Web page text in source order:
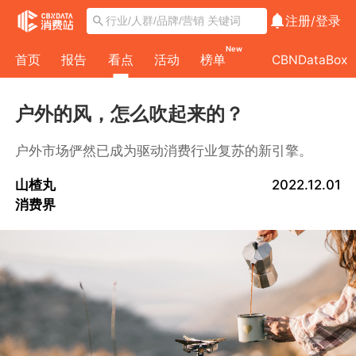
注册/登录
首页 报告 看点 活动 榜单
New
CBNDataBox
户外的风，怎么吹起来的？
户外市场俨然已成为驱动消费行业复苏的新引擎。
山楂丸
消费界
2022.12.01